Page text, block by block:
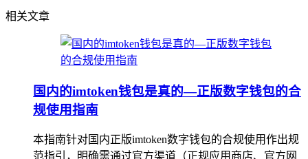
相关文章
国内的imtoken钱包是真的—正版数字钱包的合
规使用指南
本指南针对国内正版imtoken数字钱包的合规使用作出规
范指引，明确需通过官方渠道（正规应用商店、官方网